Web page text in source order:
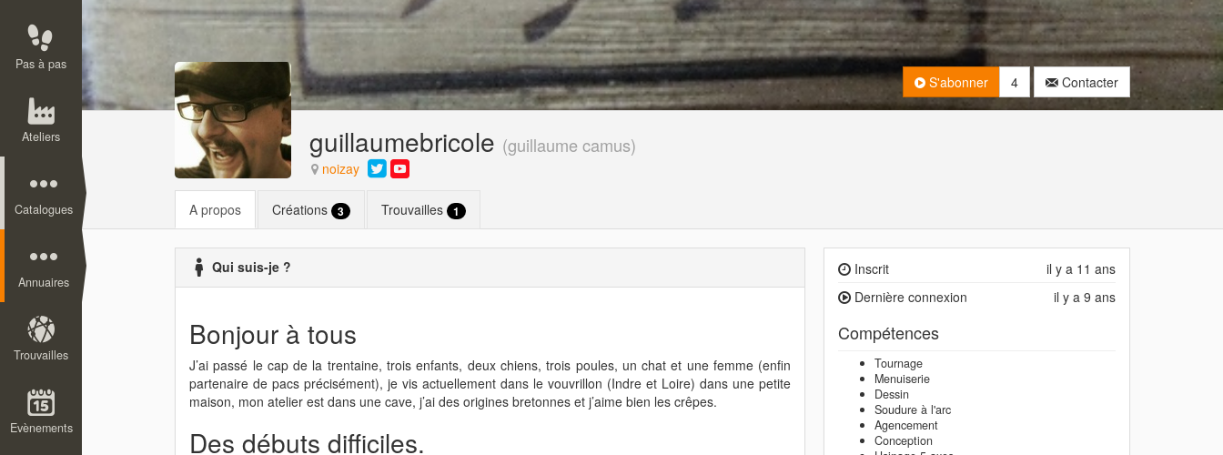
Pas à pas
Ateliers
Catalogues
Annuaires
Trouvailles
Evènements
guillaumebricole (guillaume camus)
noizay
S'abonner 4 Contacter
A propos Créations 3 Trouvailles 1
Qui suis-je ?
Bonjour à tous
J’ai passé le cap de la trentaine, trois enfants, deux chiens, trois poules, un chat et une femme (enfin
partenaire de pacs précisément), je vis actuellement dans le vouvrillon (Indre et Loire) dans une petite
maison, mon atelier est dans une cave, j’ai des origines bretonnes et j’aime bien les crêpes.
Des débuts difficiles.
il y a 11 ans
Inscrit
il y a 9 ans
Dernière connexion
Compétences
Tournage
Menuiserie
Dessin
Soudure à l'arc
Agencement
Conception